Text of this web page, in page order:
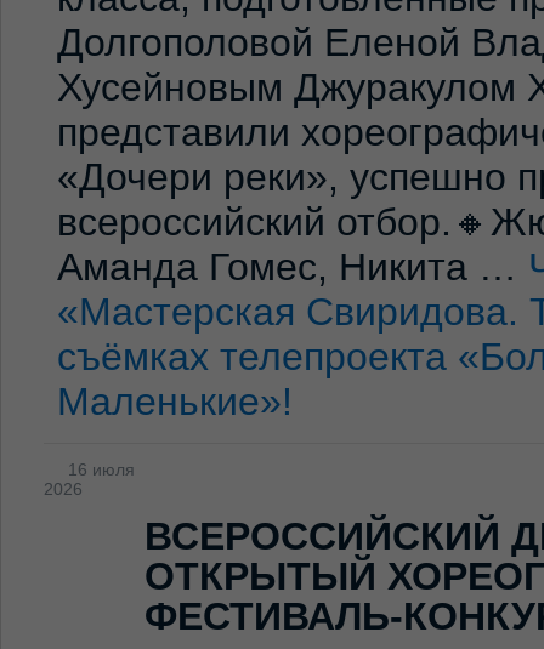
Долгополовой Еленой
Хусейновым Джуракулом
представили
«Дочери реки», успешно
всероссийский
Аманда Гомес, Никита …
«Мастерская Свиридова.
съёмках телепроекта
Маленькие»!
16 июля
2026
ВСЕРОССИЙСКИЙ
ОТКРЫТЫЙ
ФЕСТИВАЛЬ-